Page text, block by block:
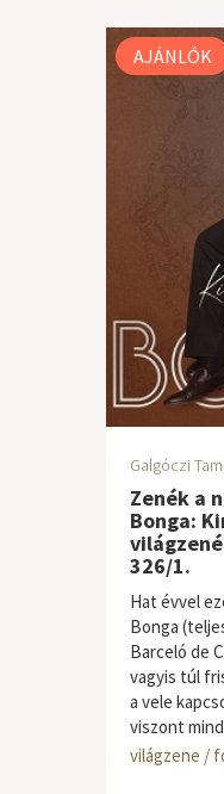
AJÁNLÓK
Galgóczi
Zenék a
Bonga:
326/1.
Hat évvel
Bonga
Barceló de
vagyis túl
a vele
viszont
világzene /